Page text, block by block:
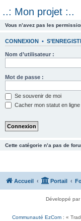
..: Mon projet :..
Vous n’avez pas les
CONNEXION •
Nom d’utilisateur :
Mot de passe :
Se souvenir de moi
Cacher mon statut en
Cette catégorie n’a pas de
Accueil Portail
Développé par
Communauté EzCom : «